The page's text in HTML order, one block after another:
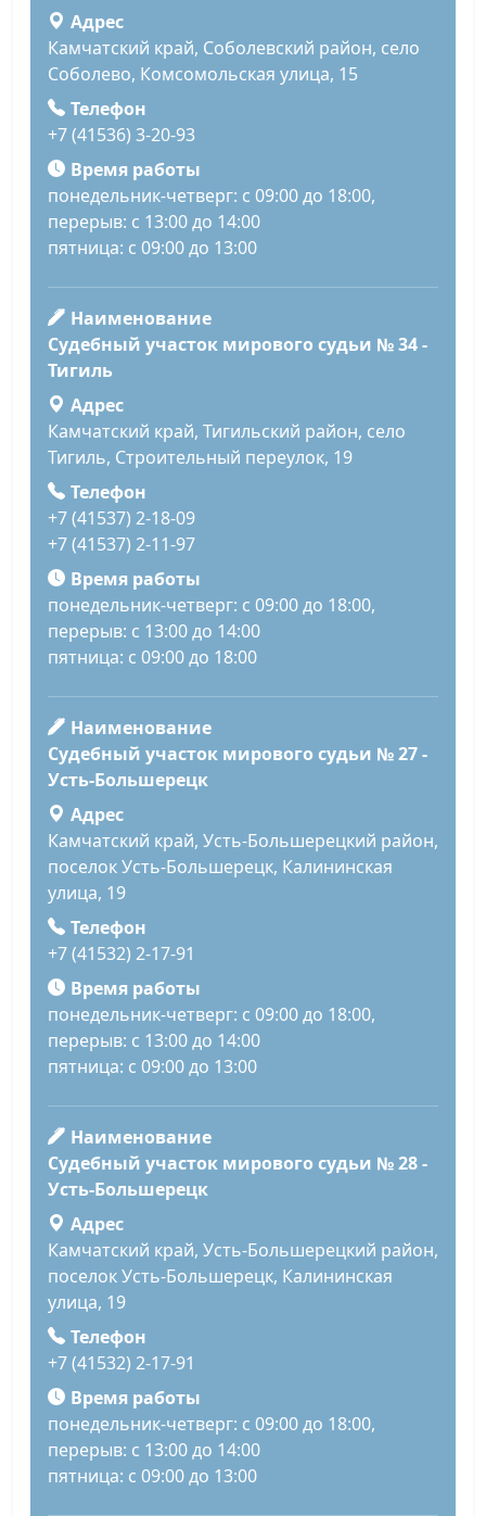
Адрес
Камчатский край, Соболевский район, село
Соболево, Комсомольская улица, 15
Телефон
+7 (41536) 3-20-93
Время работы
понедельник-четверг: с 09:00 до 18:00,
перерыв: с 13:00 до 14:00
пятница: с 09:00 до 13:00
Наименование
Судебный участок мирового судьи № 34 -
Тигиль
Адрес
Камчатский край, Тигильский район, село
Тигиль, Строительный переулок, 19
Телефон
+7 (41537) 2-18-09
+7 (41537) 2-11-97
Время работы
понедельник-четверг: с 09:00 до 18:00,
перерыв: с 13:00 до 14:00
пятница: с 09:00 до 18:00
Наименование
Судебный участок мирового судьи № 27 -
Усть-Большерецк
Адрес
Камчатский край, Усть-Большерецкий район,
поселок Усть-Большерецк, Калининская
улица, 19
Телефон
+7 (41532) 2-17-91
Время работы
понедельник-четверг: с 09:00 до 18:00,
перерыв: с 13:00 до 14:00
пятница: с 09:00 до 13:00
Наименование
Судебный участок мирового судьи № 28 -
Усть-Большерецк
Адрес
Камчатский край, Усть-Большерецкий район,
поселок Усть-Большерецк, Калининская
улица, 19
Телефон
+7 (41532) 2-17-91
Время работы
понедельник-четверг: с 09:00 до 18:00,
перерыв: с 13:00 до 14:00
пятница: с 09:00 до 13:00